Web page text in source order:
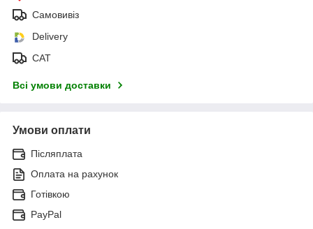
Самовивіз
Delivery
САТ
Всі умови доставки
Умови оплати
Післяплата
Оплата на рахунок
Готівкою
PayPal